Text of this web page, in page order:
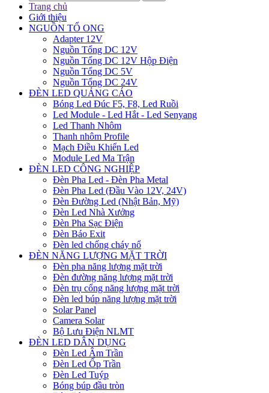
Trang chủ
Giới thiệu
NGUỒN TỔ ONG
Adapter 12V
Nguồn Tổng DC 12V
Nguồn Tổng DC 12V Hộp Điện
Nguồn Tổng DC 5V
Nguồn Tổng DC 24V
ĐÈN LED QUẢNG CÁO
Bóng Led Đúc F5, F8, Led Ruồi
Led Module - Led Hắt - Led Senyang
Led Thanh Nhôm
Thanh nhôm Profile
Mạch Điều Khiển Led
Module Led Ma Trận
ĐÈN LED CÔNG NGHIỆP
Đèn Pha Led - Đèn Pha Metal
Đèn Pha Led (Đầu Vào 12V, 24V)
Đèn Đường Led (Nhật Bản, Mỹ)
Đèn Led Nhà Xưởng
Đèn Pha Sạc Điện
Đèn Báo Exit
Đèn led chống cháy nổ
ĐÈN NĂNG LƯỢNG MẶT TRỜI
Đèn pha năng lượng mặt trời
Đèn đường năng lượng mặt trời
Đèn trụ cổng năng lượng mặt trời
Đèn led búp năng lượng mặt trời
Solar Panel
Camera Solar
Bộ Lưu Điện NLMT
ĐÈN LED DÂN DỤNG
Đèn Led Âm Trần
Đèn Led Ốp Trần
Đèn Led Tuýp
Bóng búp đầu tròn